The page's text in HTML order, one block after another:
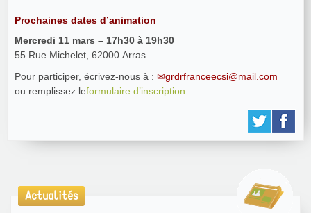
Prochaines dates d’animation
Mercredi 11 mars – 17h30 à 19h30
55 Rue Michelet, 62000 Arras
Pour participer, écrivez-nous à :
grdrfranceecsi@mail.com
ou remplissez leformulaire d’inscription.
Actualités